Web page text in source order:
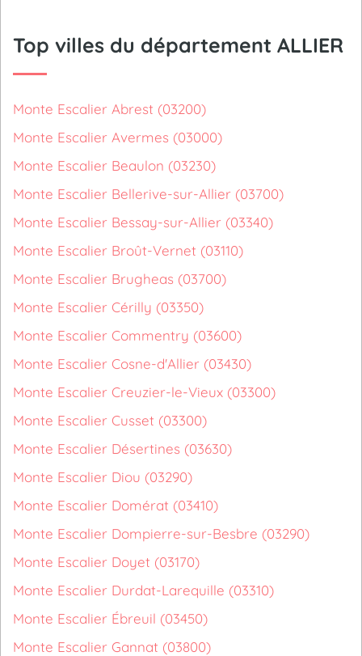
Top villes du département ALLIER
Monte Escalier Abrest (03200)
Monte Escalier Avermes (03000)
Monte Escalier Beaulon (03230)
Monte Escalier Bellerive-sur-Allier (03700)
Monte Escalier Bessay-sur-Allier (03340)
Monte Escalier Broût-Vernet (03110)
Monte Escalier Brugheas (03700)
Monte Escalier Cérilly (03350)
Monte Escalier Commentry (03600)
Monte Escalier Cosne-d'Allier (03430)
Monte Escalier Creuzier-le-Vieux (03300)
Monte Escalier Cusset (03300)
Monte Escalier Désertines (03630)
Monte Escalier Diou (03290)
Monte Escalier Domérat (03410)
Monte Escalier Dompierre-sur-Besbre (03290)
Monte Escalier Doyet (03170)
Monte Escalier Durdat-Larequille (03310)
Monte Escalier Ébreuil (03450)
Monte Escalier Gannat (03800)